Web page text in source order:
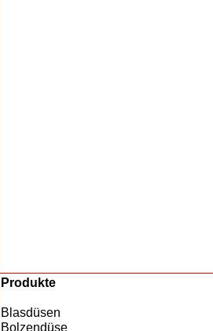
Produkte
Blasdüsen
Bolzendüse